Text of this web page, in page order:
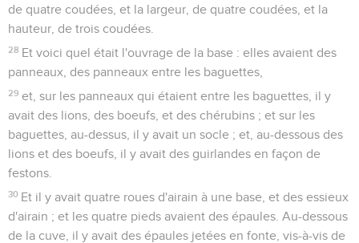
de quatre coudées, et la largeur, de quatre coudées, et la
hauteur, de trois coudées.
28 Et voici quel était l'ouvrage de la base : elles avaient des
panneaux, des panneaux entre les baguettes,
29 et, sur les panneaux qui étaient entre les baguettes, il y
avait des lions, des boeufs, et des chérubins ; et sur les
baguettes, au-dessus, il y avait un socle ; et, au-dessous des
lions et des boeufs, il y avait des guirlandes en façon de
festons.
30 Et il y avait quatre roues d'airain à une base, et des essieux
d'airain ; et les quatre pieds avaient des épaules. Au-dessous
de la cuve, il y avait des épaules jetées en fonte, vis-à-vis de